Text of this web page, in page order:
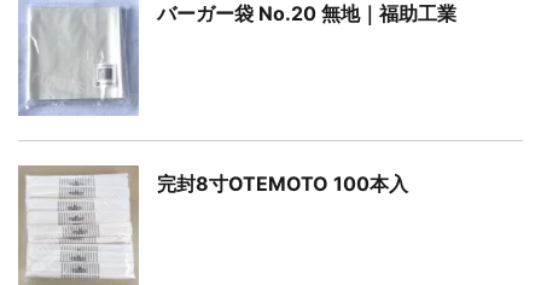
バーガー袋 No.20 無地｜福助工業
完封8寸OTEMOTO 100本入